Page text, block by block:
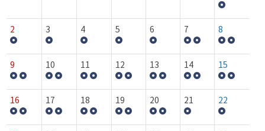
2 3 4 5 6 7 8
9 10 11 12 13 14 15
16 17 18 19 20 21 22